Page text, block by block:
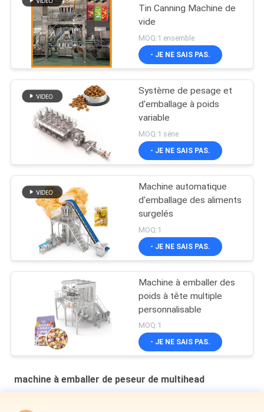
Tin Canning Machine de
vide
MOQ:1 ensemble
- JE NE SAIS PAS.
Système de pesage et
d'emballage à poids
variable
MOQ:1 série
- JE NE SAIS PAS.
Machine automatique
d'emballage des aliments
surgelés
MOQ:1
- JE NE SAIS PAS.
Machine à emballer des
poids à tête multiple
personnalisable
MOQ:1
- JE NE SAIS PAS.
machine à emballer de peseur de multihead